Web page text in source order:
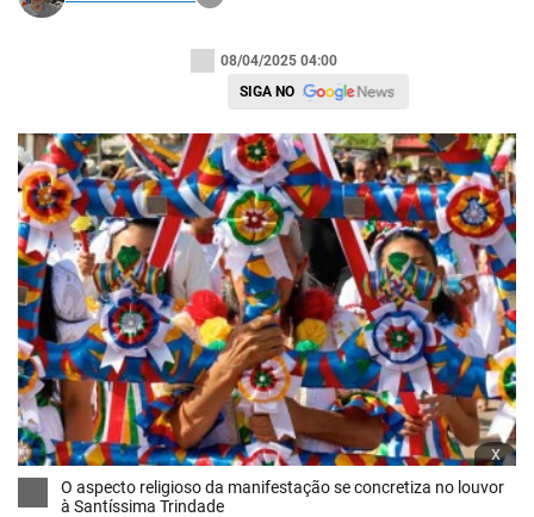
08/04/2025 04:00
SIGA NO
x
O aspecto religioso da manifestação se concretiza no louvor
à Santíssima Trindade